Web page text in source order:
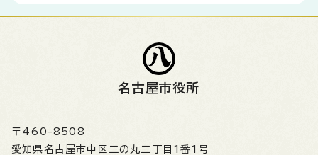
名古屋市役所
〒460-8508
愛知県名古屋市中区三の丸三丁目1番1号